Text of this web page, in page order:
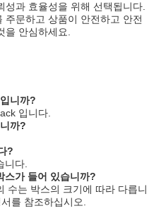
과 효율성을 위해 선택됩니다.
주문하고 상품이 안전하고 안전
안심하세요.
니까?
입니다.
까?
?
니다.
스가 들어 있습니까?
수는 박스의 크기에 따라 다릅니
를 참조하십시오.